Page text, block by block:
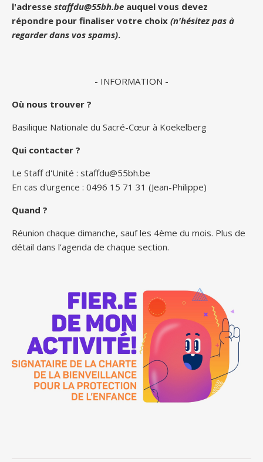
l'adresse staffdu@55bh.be auquel vous devez
répondre pour finaliser votre choix (n'hésitez pas à
regarder dans vos spams).
- INFORMATION -
Où nous trouver ?
Basilique Nationale du Sacré-Cœur à Koekelberg
Qui contacter ?
Le Staff d'Unité : staffdu@55bh.be
En cas d'urgence : 0496 15 71 31 (Jean-Philippe)
Quand ?
Réunion chaque dimanche, sauf les 4ème du mois. Plus de
détail dans l’agenda de chaque section.